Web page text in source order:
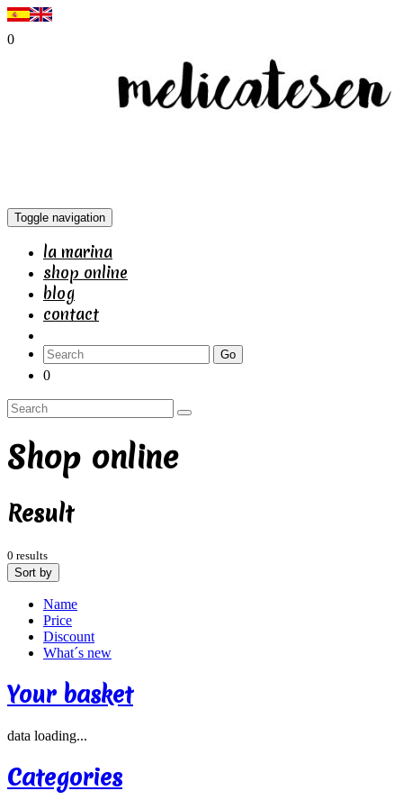
0
Toggle navigation
la marina
shop online
blog
contact
Go
0
Shop online
Result
0 results
Sort by
Name
Price
Discount
What´s new
Your basket
data loading...
Categories